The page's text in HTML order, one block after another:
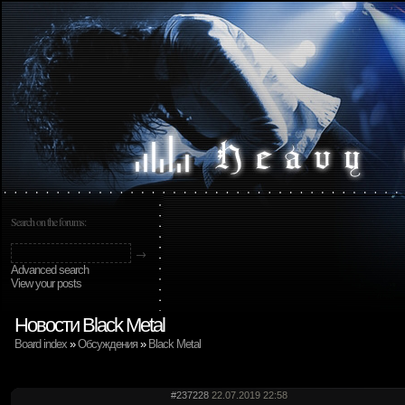
Search on the forums:
Advanced search
View your posts
Новости Black Metal
Board index »Обсуждения » Black Metal
#237228 22.07.2019 22:58